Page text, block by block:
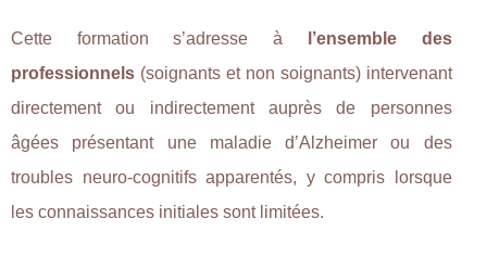
Cette formation s’adresse à
l’ensemble des
professionnels (soignants et non soignants) intervenant
directement ou indirectement auprès de personnes
âgées présentant une maladie d’Alzheimer ou des
troubles neuro-cognitifs apparentés, y compris lorsque
les connaissances initiales sont limitées.